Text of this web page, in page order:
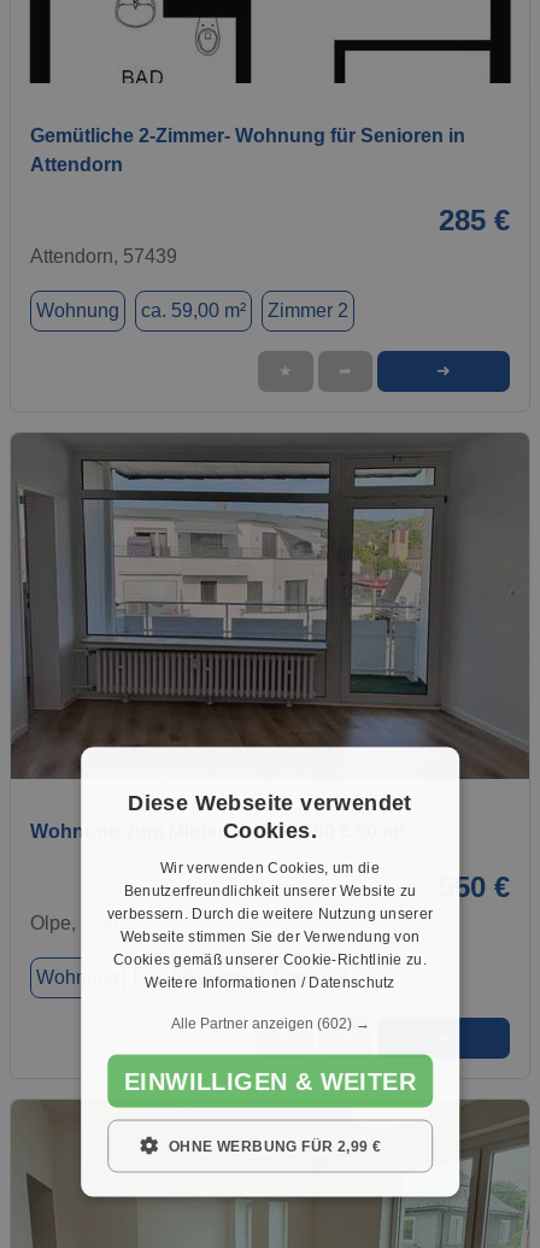
Gemütliche 2-Zimmer- Wohnung für Senioren in
Attendorn
285 €
Attendorn, 57439
Wohnung ca. 59,00 m² Zimmer 2
★ ➦ ➜
Wohnung zum Mieten in Olpe 550 € 50 m²
550 €
Olpe, 57462
Wohnung ca. 50,00 m² Zimmer 2
Diese Webseite verwendet
Cookies.
Wir verwenden Cookies, um die
Benutzerfreundlichkeit unserer Website zu
verbessern. Durch die weitere Nutzung unserer
Webseite stimmen Sie der Verwendung von
Cookies gemäß unserer Cookie-Richtlinie zu.
Weitere Informationen / Datenschutz
Alle Partner anzeigen (602) →
EINWILLIGEN & WEITER
OHNE WERBUNG FÜR 2,99 €